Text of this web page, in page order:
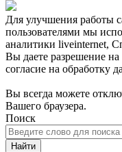
Для улучшения работы
пользователями мы
аналитики liveinternet,
Вы даете разрешение
согласие на обработку
Вы всегда можете
Вашего браузера.
Поиск
Найти